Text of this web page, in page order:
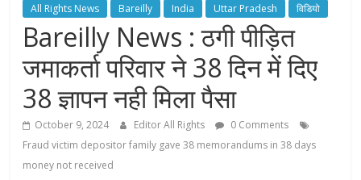
All Rights News Bareilly India Uttar Pradesh विडियो
Bareilly News : ठगी पीड़ित
जमाकर्ता परिवार ने 38 दिन में दिए
38 ज्ञापन नही मिला पैसा
October 9, 2024 Editor All Rights
0 Comments
Fraud victim depositor family gave 38 memorandums in 38 days
money not received